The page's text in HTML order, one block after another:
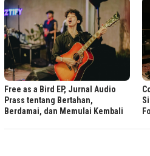
Free as a Bird EP, Jurnal Audio
Prass tentang Bertahan,
Berdamai, dan Memulai Kembali